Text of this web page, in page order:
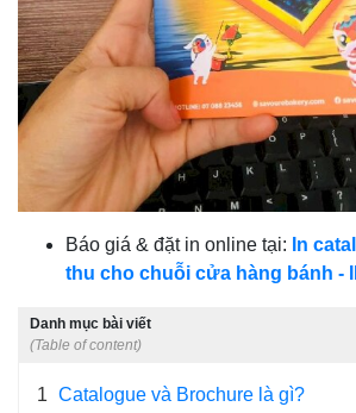
Báo giá & đặt in online tại: In
thu cho chuỗi cửa hàng bánh -
Danh mục bài viết
(Table of content)
1 Catalogue và Brochure là gì?